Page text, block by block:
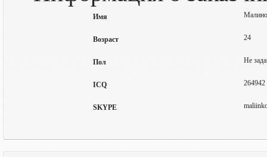
Имя
Возраст 24
Пол Не
ICQ 264942
SKYPE